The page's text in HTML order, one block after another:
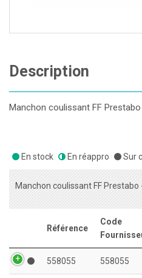
Description
Manchon coulissant FF
En stock En réappro Sur
Référence
Code
558055 558055